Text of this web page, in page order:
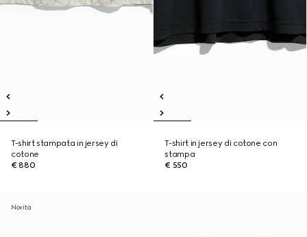
T-shirt stampata in jersey di
cotone
€ 880
T-shirt in jersey di cotone con
stampa
€ 550
Novità